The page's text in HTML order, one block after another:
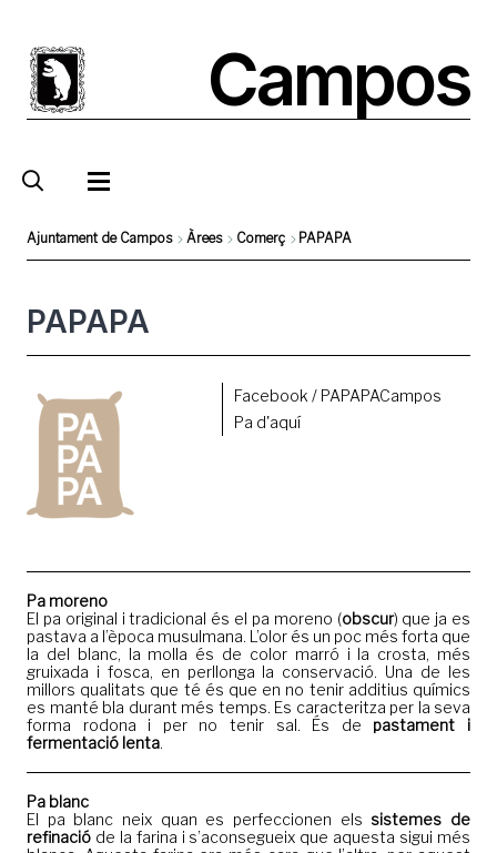
contenido
principal
Campos
enlaces
de
a
navegación
Ajuntament de Campos Àrees Comerç PAPAPA
PAPAPA
Foto
Facebook / PAPAPACampos
Pa d'aquí
Pa moreno
El pa original i tradicional és el pa moreno (obscur) que ja es
pastava a l’època musulmana. L’olor és un poc més forta que
la del blanc, la molla és de color marró i la crosta, més
gruixada i fosca, en perllonga la conservació. Una de les
millors qualitats que té és que en no tenir additius químics
es manté bla durant més temps. Es caracteritza per la seva
forma rodona i per no tenir sal. És de pastament i
fermentació lenta.
Pa blanc
El pa blanc neix quan es perfeccionen els sistemes de
refinació de la farina i s’aconsegueix que aquesta sigui més